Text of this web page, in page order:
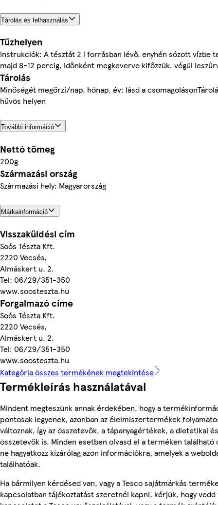
Tárolás és felhasználás
Tűzhelyen
Instrukciók: A tésztát 2 l forrásban lévő, enyhén sózott vízbe
majd 8-12 percig, időnként megkeverve kifőzzük, végül
Tárolás
Minőségét megőrzi/nap, hónap, év: lásd a
hűvös helyen
További információ
Nettó tömeg
200g
Származási ország
Származási hely: Magyarország
Márkainformáció
Visszaküldési cím
Soós Tészta Kft.
2220 Vecsés,
Almáskert u. 2.
Tel: 06/29/351-350
www.soosteszta.hu
Forgalmazó címe
Soós Tészta Kft.
2220 Vecsés,
Almáskert u. 2.
Tel: 06/29/351-350
www.soosteszta.hu
Kategória összes termékének megtekintése
Termékleírás használatával
Mindent megteszünk annak érdekében, hogy a
pontosak legyenek, azonban az élelmiszertermékek
változnak, így az összetevők, a tápanyagértékek, a dietetikai
összetevők is. Minden esetben olvasd el a terméken található
ne hagyatkozz kizárólag azon információkra, amelyek a
találhatóak.
Ha bármilyen kérdésed van, vagy a Tesco sajátmárkás
kapcsolatban tájékoztatást szeretnél kapni, kérjük, hogy vedd